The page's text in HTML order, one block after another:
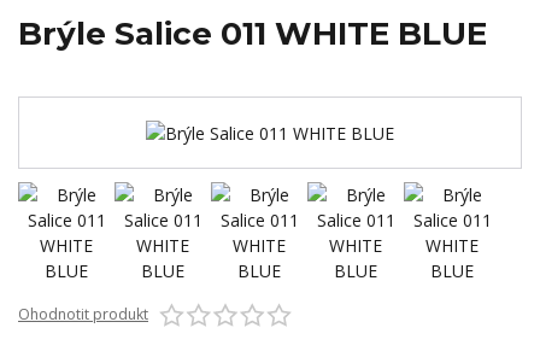
Brýle Salice 011 WHITE BLUE
Ohodnotit produkt